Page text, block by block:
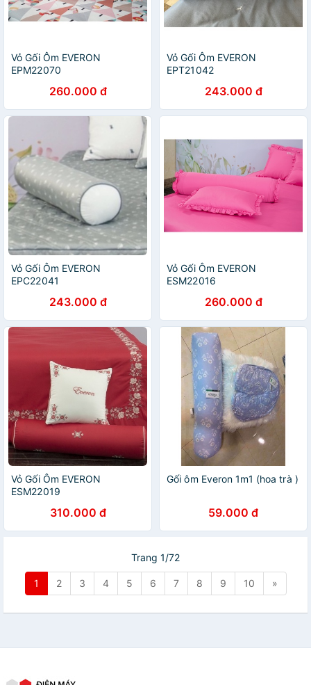
Vỏ Gối Ôm EVERON
EPM22070
260.000 đ
Vỏ Gối Ôm EVERON
EPT21042
243.000 đ
Vỏ Gối Ôm EVERON
EPC22041
243.000 đ
Vỏ Gối Ôm EVERON
ESM22016
260.000 đ
Vỏ Gối Ôm EVERON
ESM22019
310.000 đ
Gối ôm Everon 1m1 (hoa trà )
59.000 đ
Trang 1/72
1 2 3 4 5 6 7 8 9 10 »